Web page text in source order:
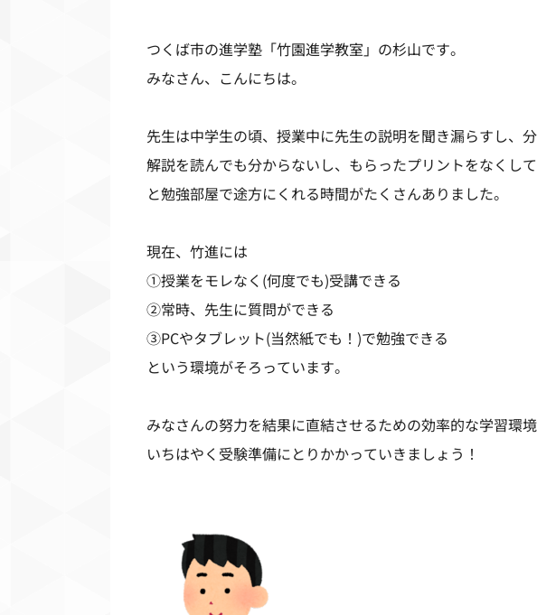
つくば市の進学塾「竹園進学教室」の杉山です。
みなさん、こんにちは。
先生は中学生の頃、授業中に先生の説明を聞き漏らすし、
解説を読んでも分からないし、もらったプリントをなくし
と勉強部屋で途方にくれる時間がたくさんありました。
現在、竹進には
①授業をモレなく (何度でも)受講できる
②常時、先生に質問ができる
③PCやタブレット(当然紙でも！ )で勉強できる
という環境がそろっています。
みなさんの努力を結果に直結させるための効率的な学習環境
いちはやく受験準備にとりかかっていきましょう！